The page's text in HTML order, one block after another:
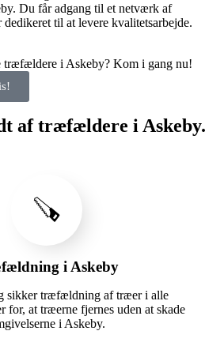
Du får adgang til et netværk af
til at levere kvalitetsarbejde.
træfældere i Askeby? Kom i gang nu!
af træfældere i Askeby.
🪚
i Askeby
sikker træfældning af træer i alle
for, at træerne fjernes uden at skade
i Askeby.